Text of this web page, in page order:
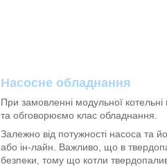
Насосне обладнання
При замовленні модульної
та обговорюємо клас обладнання.
Залежно від потужності насоса та
або ін-лайн. Важливо, що в
безпеки, тому що котли